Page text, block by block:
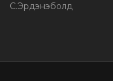
С.Эрдэнэболд